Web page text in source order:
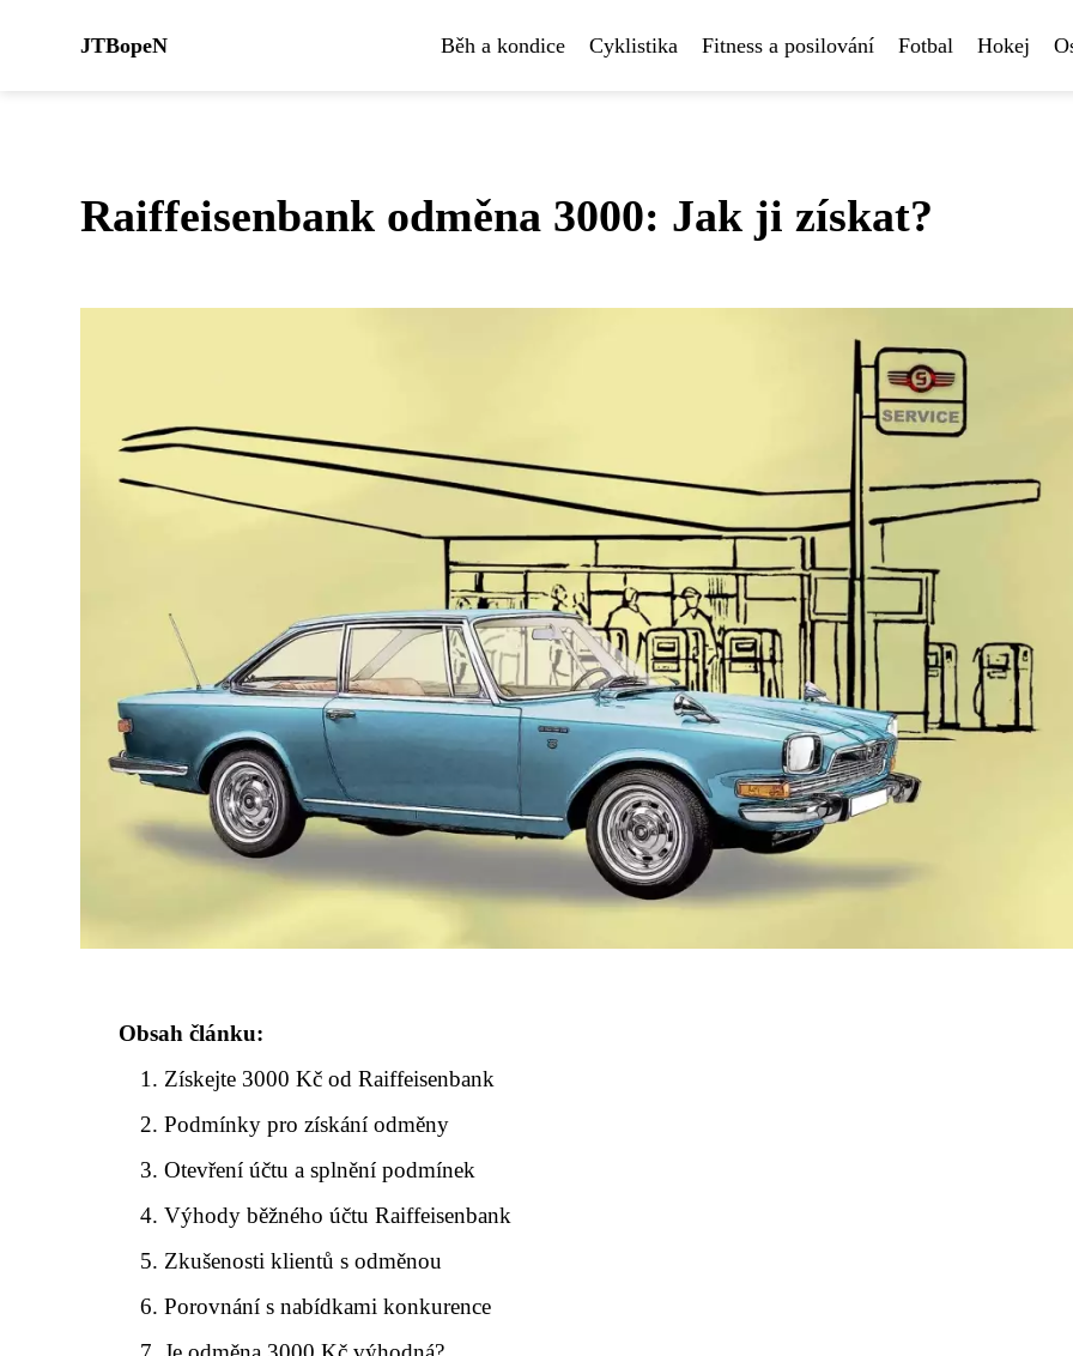
JTBopeN Běh a kondice Cyklistika Fitness a posilování Fotbal Hokej
Raiffeisenbank odměna 3000: Jak ji získat?
Obsah článku:
Získejte 3000 Kč od Raiffeisenbank
Podmínky pro získání odměny
Otevření účtu a splnění podmínek
Výhody běžného účtu Raiffeisenbank
Zkušenosti klientů s odměnou
Porovnání s nabídkami konkurence